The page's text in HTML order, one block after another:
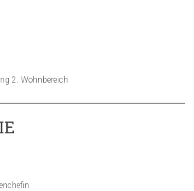
2. Wohnbereich